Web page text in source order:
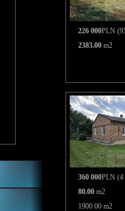
226 000PLN
2383.00 m2
360 000PLN (4
80.00 m2
1900.00 m2